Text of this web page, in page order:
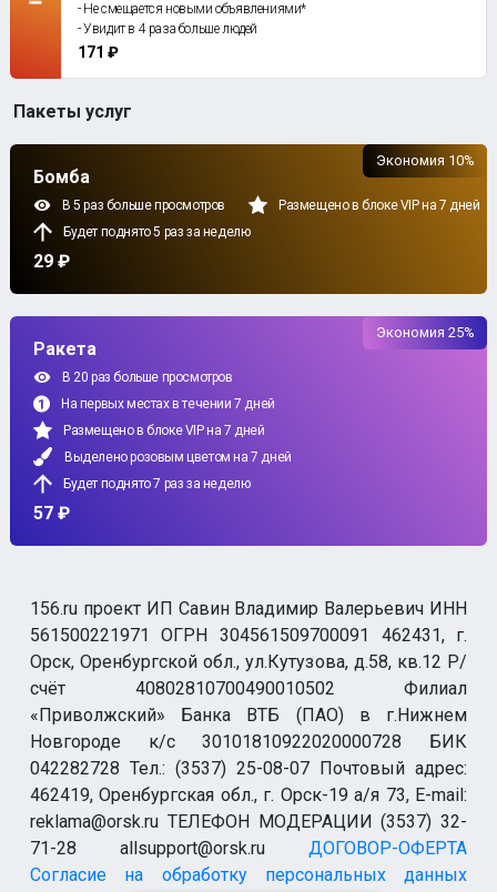
- Не смещается новыми объявлениями*
- Увидит в 4 раза больше людей
171 ₽
Пакеты услуг
Бомба
В 5 раз больше просмотров
Размещено в блоке VIP на 7 дней
Будет поднято 5 раз за неделю
29 ₽
Экономия 10%
Ракета
В 20 раз больше просмотров
На первых местах в течении 7 дней
Размещено в блоке VIP на 7 дней
Выделено розовым цветом на 7 дней
Будет поднято 7 раз за неделю
57 ₽
Экономия 25%
156.ru проект ИП Савин Владимир Валерьевич ИНН
561500221971 ОГРН 304561509700091 462431, г.
Орск, Оренбургской обл., ул.Кутузова, д.58, кв.12 Р/
счёт 40802810700490010502 Филиал
«Приволжский» Банка ВТБ (ПАО) в г.Нижнем
Новгороде к/с 30101810922020000728 БИК
042282728 Тел.: (3537) 25-08-07 Почтовый адрес:
462419, Оренбургская обл., г. Орск-19 а/я 73, E-mail:
reklama@orsk.ru ТЕЛЕФОН МОДЕРАЦИИ (3537) 32-
71-28 allsupport@orsk.ruДОГОВОР-ОФЕРТА
Согласие на обработку персональных данных